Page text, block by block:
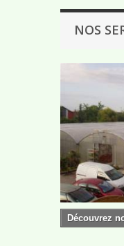
NOS
Découvrez